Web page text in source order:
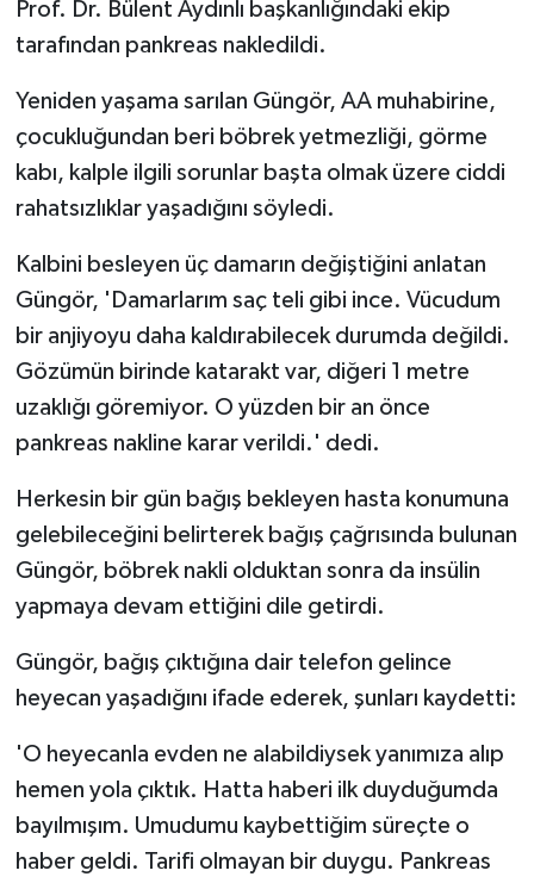
Prof. Dr. Bülent Aydınlı başkanlığındaki ekip
tarafından pankreas nakledildi.
Yeniden yaşama sarılan Güngör, AA muhabirine,
çocukluğundan beri böbrek yetmezliği, görme
kabı, kalple ilgili sorunlar başta olmak üzere ciddi
rahatsızlıklar yaşadığını söyledi.
Kalbini besleyen üç damarın değiştiğini anlatan
Güngör, 'Damarlarım saç teli gibi ince. Vücudum
bir anjiyoyu daha kaldırabilecek durumda değildi.
Gözümün birinde katarakt var, diğeri 1 metre
uzaklığı göremiyor. O yüzden bir an önce
pankreas nakline karar verildi.' dedi.
Herkesin bir gün bağış bekleyen hasta konumuna
gelebileceğini belirterek bağış çağrısında bulunan
Güngör, böbrek nakli olduktan sonra da insülin
yapmaya devam ettiğini dile getirdi.
Güngör, bağış çıktığına dair telefon gelince
heyecan yaşadığını ifade ederek, şunları kaydetti:
'O heyecanla evden ne alabildiysek yanımıza alıp
hemen yola çıktık. Hatta haberi ilk duyduğumda
bayılmışım. Umudumu kaybettiğim süreçte o
haber geldi. Tarifi olmayan bir duygu. Pankreas